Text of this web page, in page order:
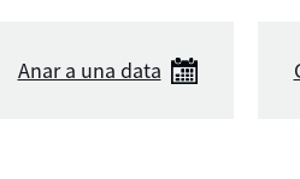
Anar a una data